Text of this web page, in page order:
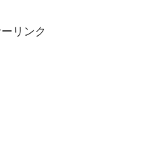
リンク